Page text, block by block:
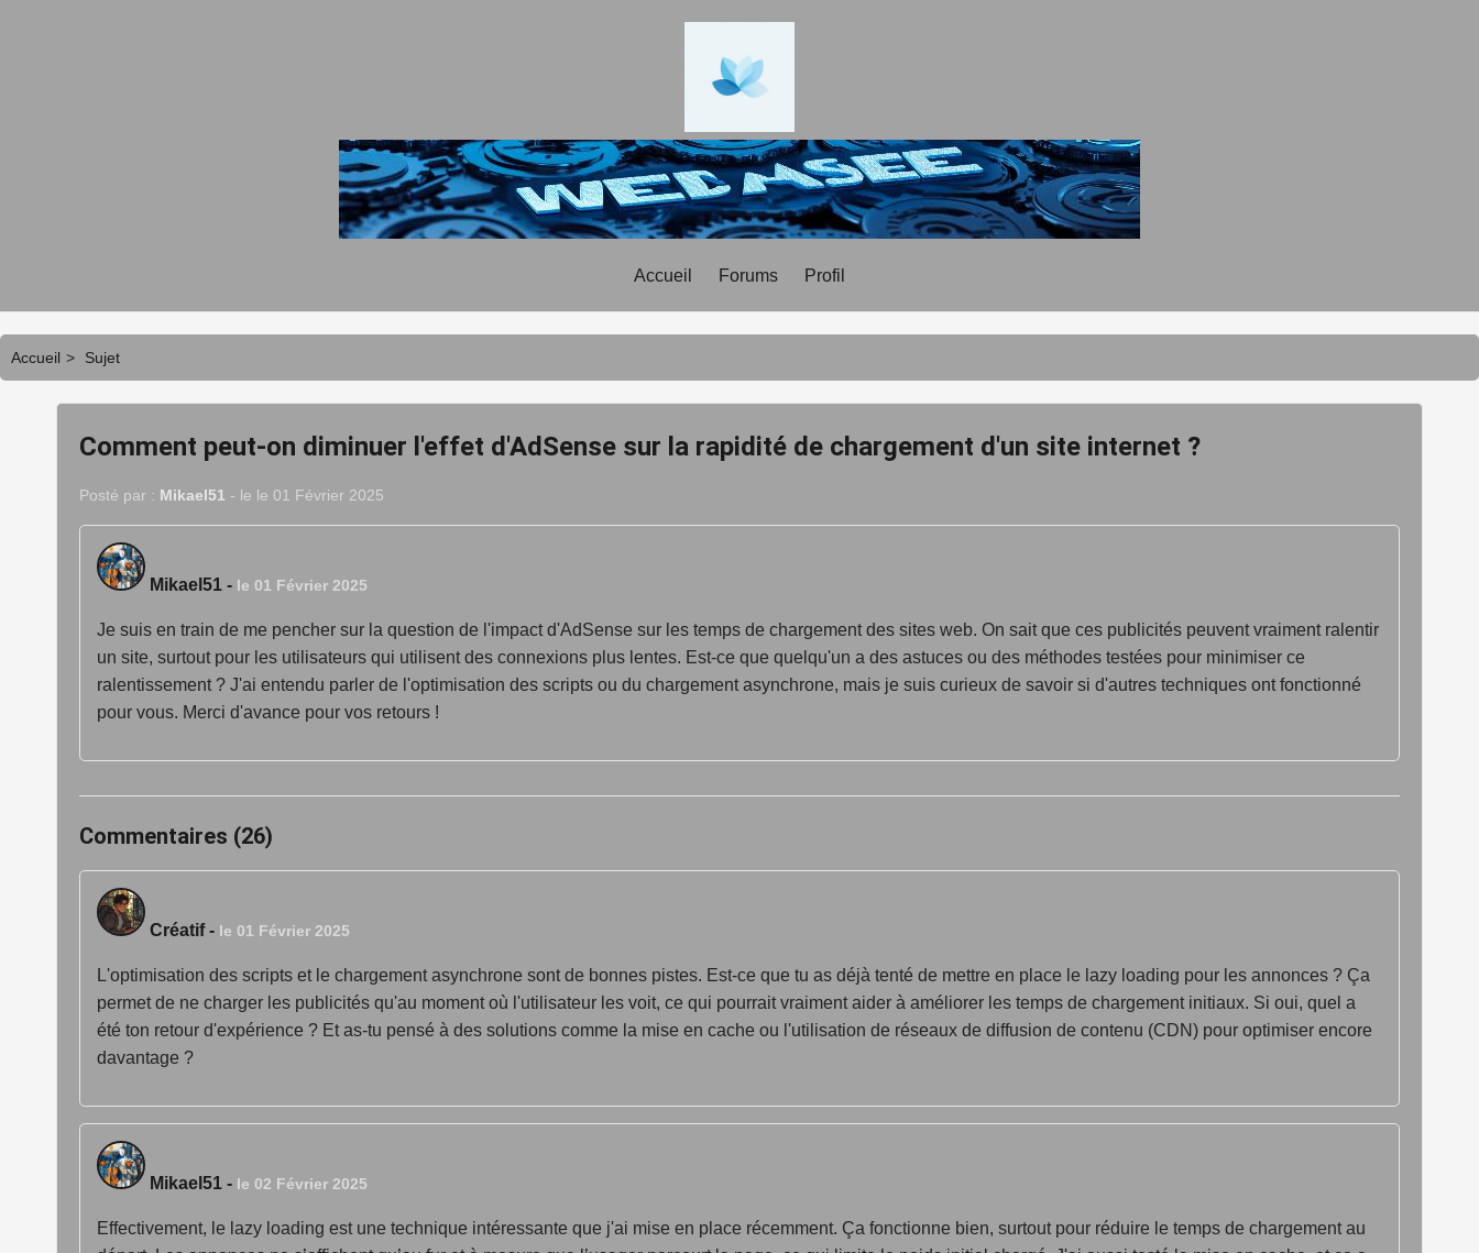
Accueil Forums Profil
Accueil > Sujet
Comment peut-on diminuer l'effet d'AdSense sur la rapidité de chargement d'un site internet ?
Posté par : Mikael51 - le le 01 Février 2025
Mikael51 - le 01 Février 2025
Je suis en train de me pencher sur la question de l'impact d'AdSense sur les temps de chargement des sites web. On sait que ces publicités peuvent vraiment ralentir
un site, surtout pour les utilisateurs qui utilisent des connexions plus lentes. Est-ce que quelqu'un a des astuces ou des méthodes testées pour minimiser ce
ralentissement ? J'ai entendu parler de l'optimisation des scripts ou du chargement asynchrone, mais je suis curieux de savoir si d'autres techniques ont fonctionné
pour vous. Merci d'avance pour vos retours !
Commentaires (26)
Créatif- le 01 Février 2025
L'optimisation des scripts et le chargement asynchrone sont de bonnes pistes. Est-ce que tu as déjà tenté de mettre en place le lazy loading pour les annonces ? Ça
permet de ne charger les publicités qu'au moment où l'utilisateur les voit, ce qui pourrait vraiment aider à améliorer les temps de chargement initiaux. Si oui, quel a
été ton retour d'expérience ? Et as-tu pensé à des solutions comme la mise en cache ou l'utilisation de réseaux de diffusion de contenu (CDN) pour optimiser encore
davantage ?
Mikael51 - le 02 Février 2025
Effectivement, le lazy loading est une technique intéressante que j'ai mise en place récemment. Ça fonctionne bien, surtout pour réduire le temps de chargement au